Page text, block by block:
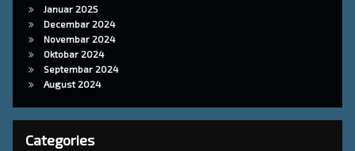
Januar 2025
Decembar 2024
Novembar 2024
Oktobar 2024
Septembar 2024
August 2024
Categories